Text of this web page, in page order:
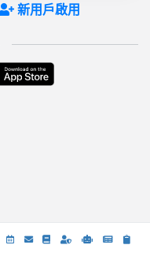
新用戶啟用